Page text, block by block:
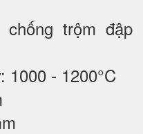
trộm đập
1000 - 1200°C